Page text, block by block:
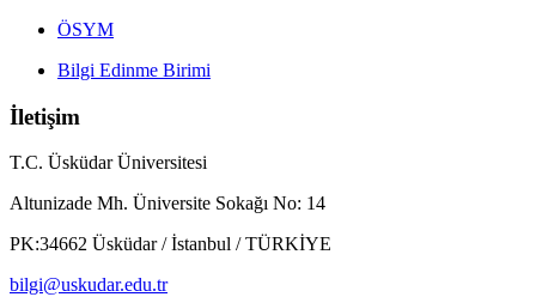
ÖSYM
Bilgi Edinme Birimi
İletişim
T.C. Üsküdar Üniversitesi
Altunizade Mh. Üniversite Sokağı No: 14
PK:34662 Üsküdar / İstanbul / TÜRKİYE
bilgi@uskudar.edu.tr